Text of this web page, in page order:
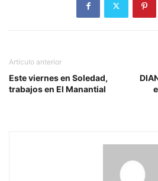
Artículo anterior
Este viernes en Soledad,
trabajos en El Manantial